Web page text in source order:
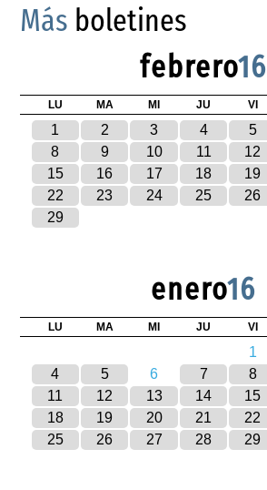
Más boletines
febrero16
LU MA MI JU VI
1 2 3 4 5
8
9 10 11 12
15
16 17 18 19
22
23 24 25 26
29
enero16
LU MA MI JU VI
1
4
5 6 7 8
11
12 13 14 15
18
19 20 21 22
25
26 27 28 29